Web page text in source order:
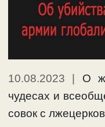
10.08.2023
О
чудесах и
совок с